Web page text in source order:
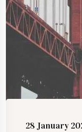
28 January